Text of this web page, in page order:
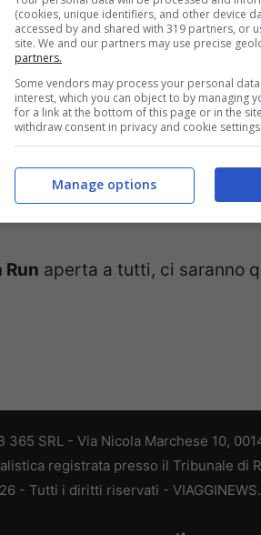
Roma, partenza alleore 9da
dalle oltre80 nazioni
presenzaafricana
, per
Run aperta a tutti, ci saranno
SRL - Via Nicola Marchese 10,
registrata presso il Tribunale di
- Tutti i diritti riservati -
(cookies, unique identifiers, and other device
accessed by and shared with 319 partners, or
site. We and our partners may use precise
partners.
Some vendors may process your personal
interest, which you can object to by managing
for a link at the bottom of this page or in the
withdraw consent in privacy and cookie settings.
Manage options